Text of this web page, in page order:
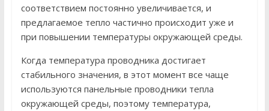
соответствием постоянно увеличивается, и
предлагаемое тепло частично происходит уже и
при повышении температуры окружающей среды.
Когда температура проводника достигает
стабильного значения, в этот момент все чаще
используются панельные проводники тепла
окружающей среды, поэтому температура,